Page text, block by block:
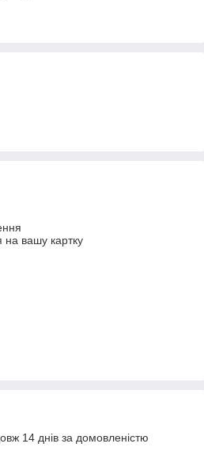
на вашу картку
14 днів за домовленістю